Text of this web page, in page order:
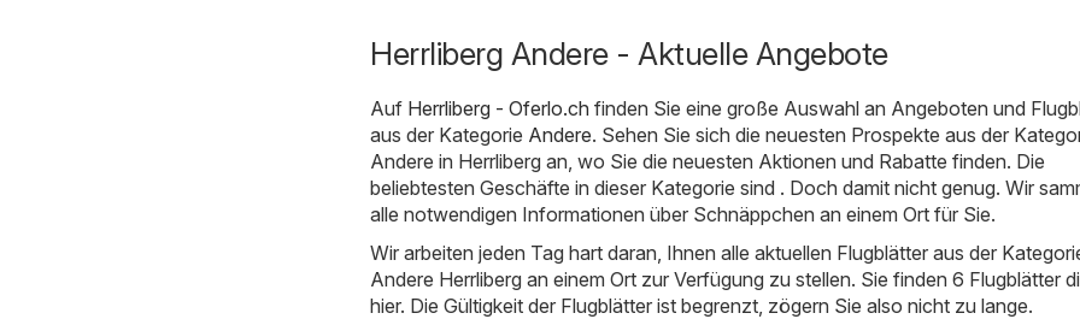
Herrliberg Andere - Aktuelle Angebote
Auf Herrliberg - Oferlo.ch finden Sie eine große Auswahl an Angeboten und
aus der Kategorie Andere. Sehen Sie sich die neuesten Prospekte aus der
Andere in Herrliberg an, wo Sie die neuesten Aktionen und Rabatte finden. Die
beliebtesten Geschäfte in dieser Kategorie sind . Doch damit nicht genug. Wir
alle notwendigen Informationen über Schnäppchen an einem Ort für Sie.
Wir arbeiten jeden Tag hart daran, Ihnen alle aktuellen Flugblätter aus der
Andere Herrliberg an einem Ort zur Verfügung zu stellen. Sie finden 6 Flugblätter
hier. Die Gültigkeit der Flugblätter ist begrenzt, zögern Sie also nicht zu lange.